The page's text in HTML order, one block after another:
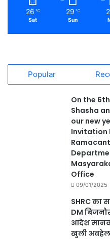
26 ℃
Sat
29 ℃
Sun
Popular
On the
Shasha
our new
Invitation
Office
09/01/2025
SHRC का
DM
आदेश
खुली